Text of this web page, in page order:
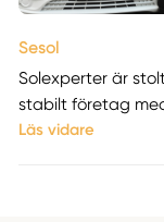
Sesol
Solexperter är
stabilt företag
Läs vidare